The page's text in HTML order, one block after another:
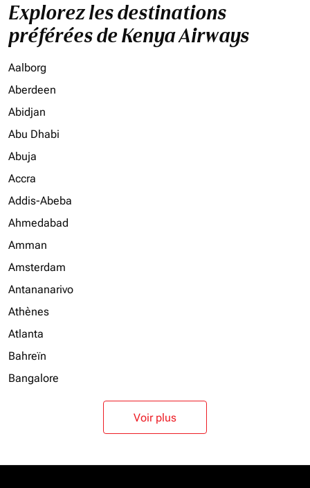
Explorez les destinations
préférées de Kenya Airways
Aalborg
Aberdeen
Abidjan
Abu Dhabi
Abuja
Accra
Addis-Abeba
Ahmedabad
Amman
Amsterdam
Antananarivo
Athènes
Atlanta
Bahreïn
Bangalore
Voir plus